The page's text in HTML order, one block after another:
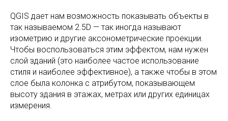
QGIS дает нам возможность показывать объекты в
так называемом 2.5D — так иногда называют
изометрию и другие аксонометрические проекции.
Чтобы воспользоваться этим эффектом, нам нужен
слой зданий (это наиболее частое использование
стиля и наиболее эффективное), а также чтобы в этом
слое была колонка с атрибутом, показывающем
высоту здания в этажах, метрах или других единицах
измерения.